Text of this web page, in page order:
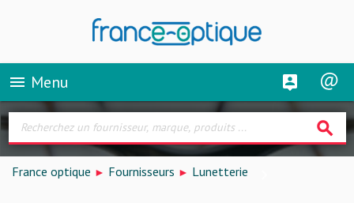
menu Menu
search
France optique Fournisseurs Lunetterie